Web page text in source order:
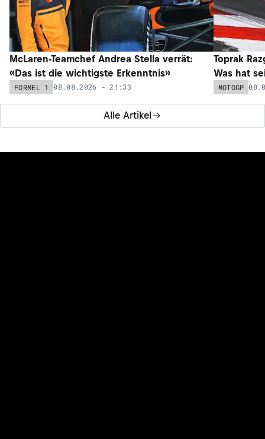
Alle Artikel
McLaren-Teamchef Andrea Stella verrät:
«Das ist die wichtigste Erkenntnis»
FORMEL 1 08.08.2026 - 21:33
Toprak
Was hat
MOTOGP